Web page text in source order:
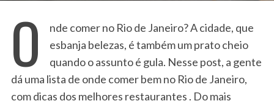
O
nde comer no Rio de Janeiro? A cidade, que
esbanja belezas, é também um prato cheio
quando o assunto é gula. Nesse post, a gente
dá uma lista de onde comer bem no Rio de Janeiro,
com dicas dos melhores restaurantes . Do mais